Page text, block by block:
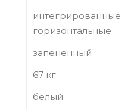
интегрированные
горизонтальные
запененный
67 кг
белый